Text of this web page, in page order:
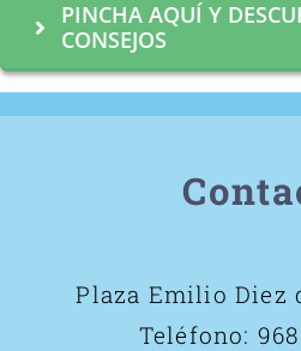
PINCHA AQUÍ Y
CONSEJOS
Plaza Emilio Diez
Teléfono: